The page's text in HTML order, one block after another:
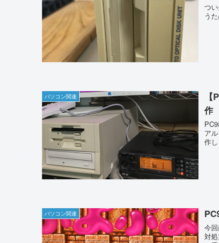
つ
う
パソコン関連
作
ア
作
パソコン関連
今
対